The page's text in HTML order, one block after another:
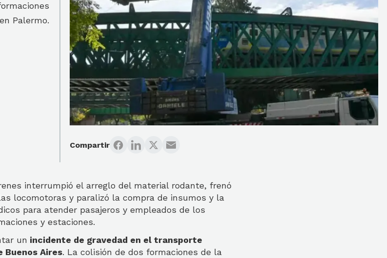
Palermo.
Compartir
interrumpió el arreglo del material rodante, frenó
locomotoras y paralizó la compra de insumos y la
para atender pasajeros y empleados de los
y estaciones.
un incidente de gravedad en el transporte
Aires. La colisión de dos formaciones de la